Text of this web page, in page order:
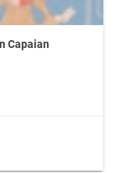
Capaian